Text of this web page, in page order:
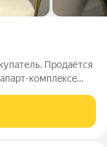
Продаётся
комплeкce
профессиональным